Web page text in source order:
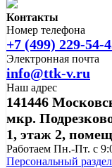
Контакты
Номер телефона
+7 (499) 229-54-
Электронная почта
info@ttk-v.ru
Наш адрес
141446
мкр.
1, этаж 2,
Работаем Пн.-Пт. с
Персональный раздел